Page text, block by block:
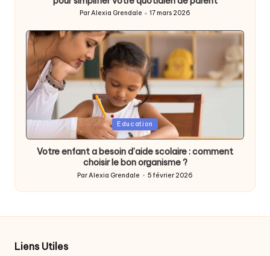
Posted
by
ParAlexia Grendale 17 mars 2026
Education
Votre enfant a besoin d’aide scolaire : comment
choisir le bon organisme ?
Posted
by
Par Alexia Grendale 5 février 2026
Liens Utiles